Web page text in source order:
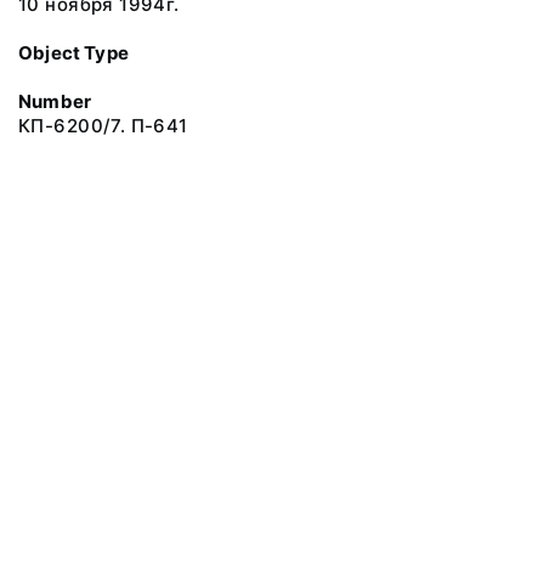
Object Type
Number
КП-6200/7. П-641